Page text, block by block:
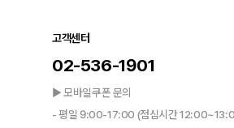
고객센터
02-536-1901
▶ 모바일쿠폰 문의
- 평일 9:00-17:00 (점심시간